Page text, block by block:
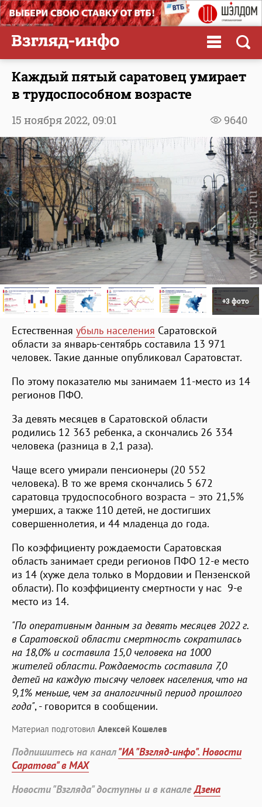
Каждый пятый саратовец умирает
в трудоспособном возрасте
9640
15 ноября 2022, 09:01
+3 фото
Естественная убыль населения Саратовской
области за январь-сентябрь составила 13 971
человек. Такие данные опубликовал Саратовстат.
По этому показателю мы занимаем 11-место из 14
регионов ПФО.
За девять месяцев в Саратовской области
родились 12 363 ребенка, а скончались 26 334
человека (разница в 2,1 раза).
Чаще всего умирали пенсионеры (20 552
человека). В то же время скончались 5 672
саратовца трудоспособного возраста – это 21,5%
умерших, а также 110 детей, не достигших
совершеннолетия, и 44 младенца до года.
По коэффициенту рождаемости Саратовская
область занимает среди регионов ПФО 12-е место
из 14 (хуже дела только в Мордовии и Пензенской
области). По коэффициенту смертности у нас 9-е
место из 14.
"По оперативным данным за девять месяцев 2022 г.
в Саратовской области смертность сократилась
на 18,0% и составила 15,0 человека на 1000
жителей области. Рождаемость составила 7,0
детей на каждую тысячу человек населения, что на
9,1% меньше, чем за аналогичный период прошлого
года", - говорится в сообщении.
Материал подготовил Алексей Кошелев
Подпишитесь на канал"ИА "Взгляд-инфо". Новости
Саратова" в MAX
Новости "Взгляда" доступны и в каналеДзена